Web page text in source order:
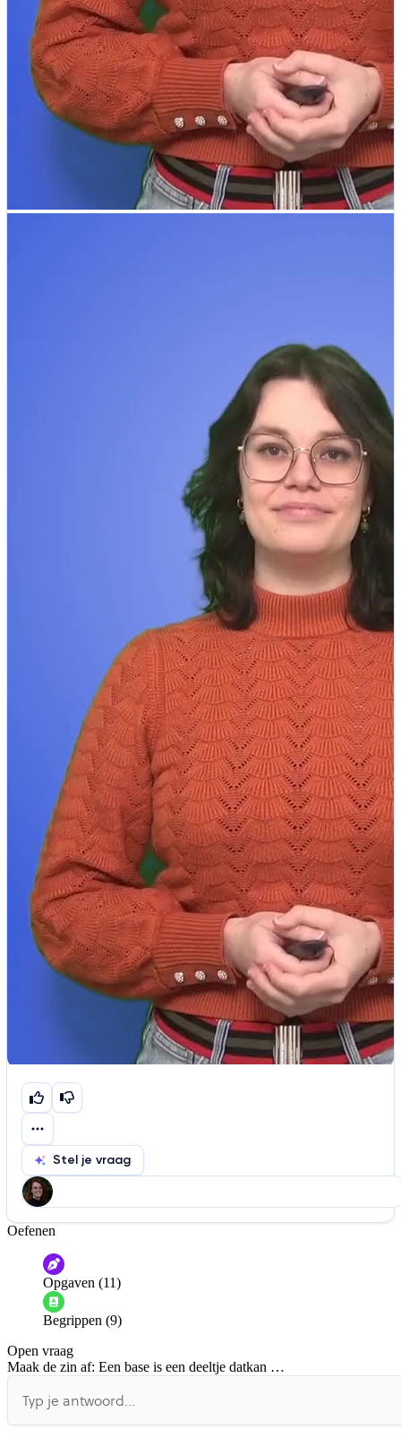
Stel je vraag
Help ons de video te verbeteren
De audio is slecht
Informatie is onjuist
De docent is te langdradig
De uitleg gaat te langzaam
Oefenen
Opgaven (11)
Begrippen (9)
Open vraag
Maak de zin af: Een base is een deeltje datkan …